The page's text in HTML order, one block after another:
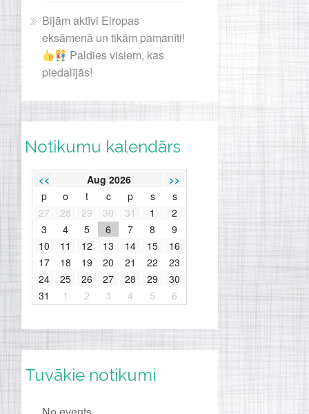
Bijām aktīvi Eiropas
eksāmenā un tikām pamanīti!
Paldies visiem, kas
piedalījās!
Notikumu kalendārs
<< Aug 2026
>>
p
o t c p s
s
27
28 29 30 31 1
2
3
4 5 6 7 8
9
10
11 12 13 14 15
16
17
18 19 20 21 22
23
24
25 26 27 28 29
30
31
1 2 3 4 5 6
Tuvākie notikumi